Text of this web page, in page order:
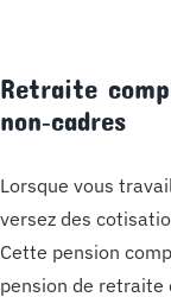
Retraite
non‑cadres
Lorsque vous
versez des
Cette pension
pension de retraite